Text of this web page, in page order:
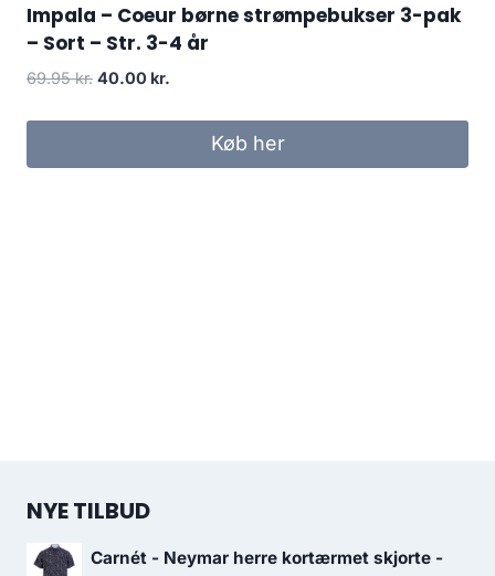
Impala – Coeur børne strømpebukser 3-pak
– Sort – Str. 3-4 år
69.95kr. Original
40.00 kr.
40.00 kr..Køb her
NYE TILBUD
Carnét - Neymar herre kortærmet skjorte -